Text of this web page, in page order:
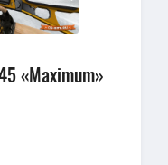
«Maximum»